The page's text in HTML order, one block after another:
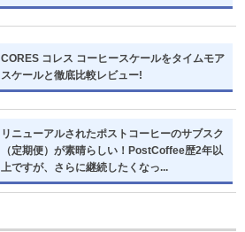
CORES コレス コーヒースケールをタイムモア
スケールと徹底比較レビュー!
リニューアルされたポストコーヒーのサブスク
（定期便）が素晴らしい！PostCoffee歴2年以
上ですが、さらに継続したくなっ...